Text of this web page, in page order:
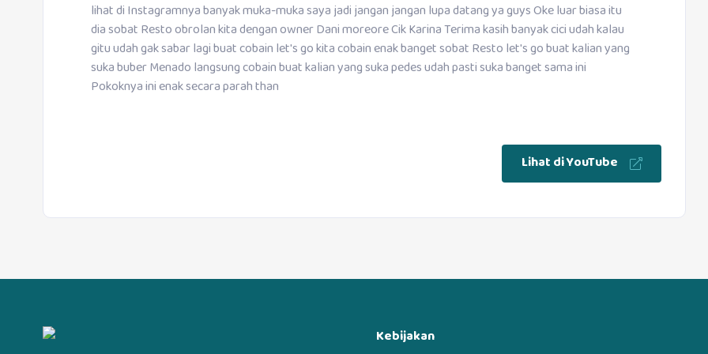
lihat di Instagramnya banyak muka-muka saya jadi jangan jangan lupa datang ya guys Oke luar biasa itu
dia sobat Resto obrolan kita dengan owner Dani moreore Cik Karina Terima kasih banyak cici udah kalau
gitu udah gak sabar lagi buat cobain let's go kita cobain enak banget sobat Resto let's go buat kalian yang
suka buber Menado langsung cobain buat kalian yang suka pedes udah pasti suka banget sama ini
Pokoknya ini enak secara parah than
Lihat di YouTube
Kebijakan